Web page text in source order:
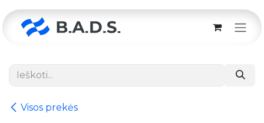
Visos prekės